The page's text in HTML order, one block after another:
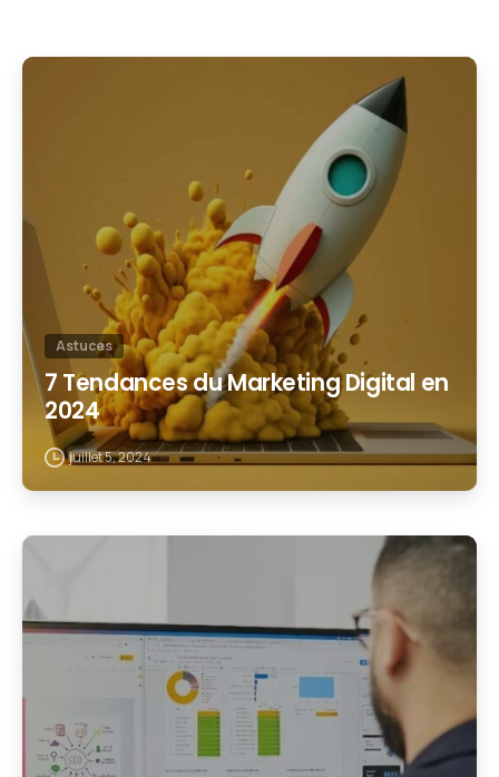
Astuces
7 Tendances du Marketing Digital en
2024
juillet 5, 2024